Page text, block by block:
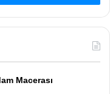
Macerası